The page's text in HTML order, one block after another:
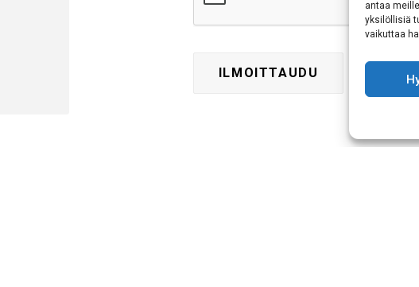
antaa
yksilöllisiä
vaikuttaa